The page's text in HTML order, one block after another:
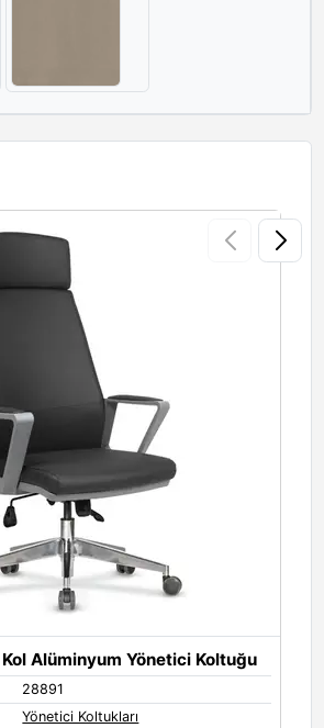
Alüminyum Yönetici Koltuğu
28891
Yönetici Koltukları